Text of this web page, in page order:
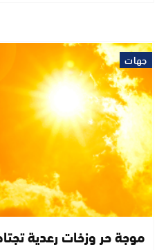
جهات
موجة حر وزخات رعدية